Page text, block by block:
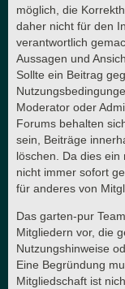
möglich, die
daher nicht für den
verantwortlich
Aussagen und
Sollte ein Beitrag
Moderator oder
Forums behalten
sein, Beiträge
löschen. Da dies ein
nicht immer sofort
für anderes von
Das garten-pur
Mitgliedern vor, die
Nutzungshinweise
Eine Begründung
Mitgliedschaft ist